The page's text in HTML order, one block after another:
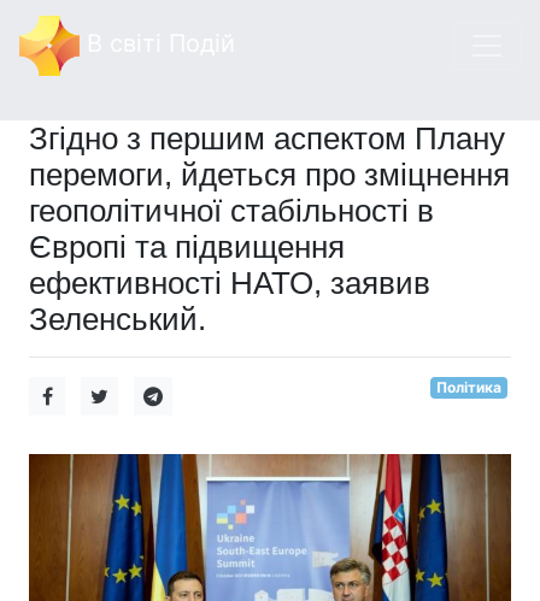
Згідно з першим аспектом Плану
перемоги, йдеться про зміцнення
геополітичної стабільності в
Європі та підвищення
ефективності НАТО, заявив
Зеленський.
Політика